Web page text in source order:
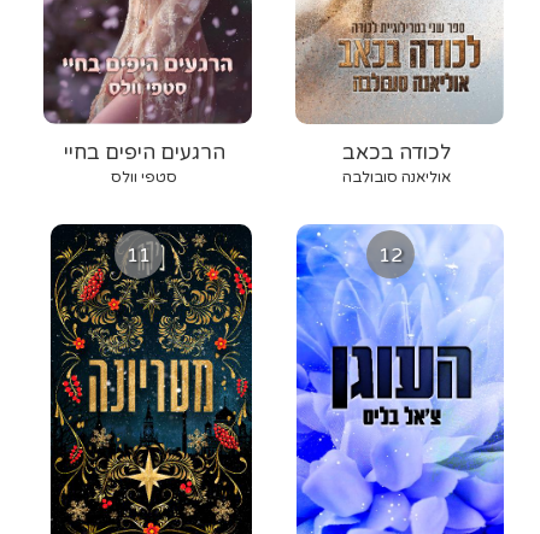
הרגעים היפים בחיי
סטפי וולס
לכודה בכאב
אוליאנה סובולבה
11 12